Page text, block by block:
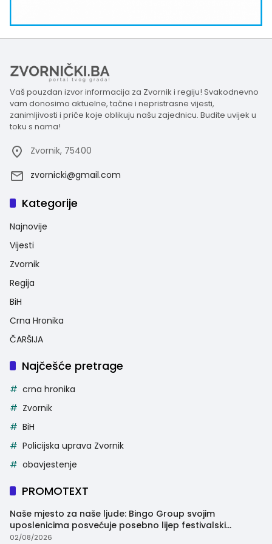
Vaš pouzdan izvor informacija za Zvornik i regiju! Svakodnevno
vam donosimo aktuelne, tačne i nepristrasne vijesti,
zanimljivosti i priče koje oblikuju našu zajednicu. Budite uvijek u
toku s nama!
Zvornik, 75400
zvornicki@gmail.com
Kategorije
Najnovije
Vijesti
Zvornik
Regija
BiH
Crna Hronika
ČARŠIJA
Najčešće pretrage
crna hronika
Zvornik
BiH
Policijska uprava Zvornik
obavjestenje
PROMOTEXT
Naše mjesto za naše ljude: Bingo Group svojim
uposlenicima posvećuje posebno lijep festivalski
trenutak
02/08/2026